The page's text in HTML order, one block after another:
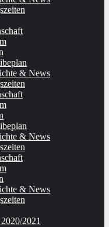
& News
& News
& News
2021